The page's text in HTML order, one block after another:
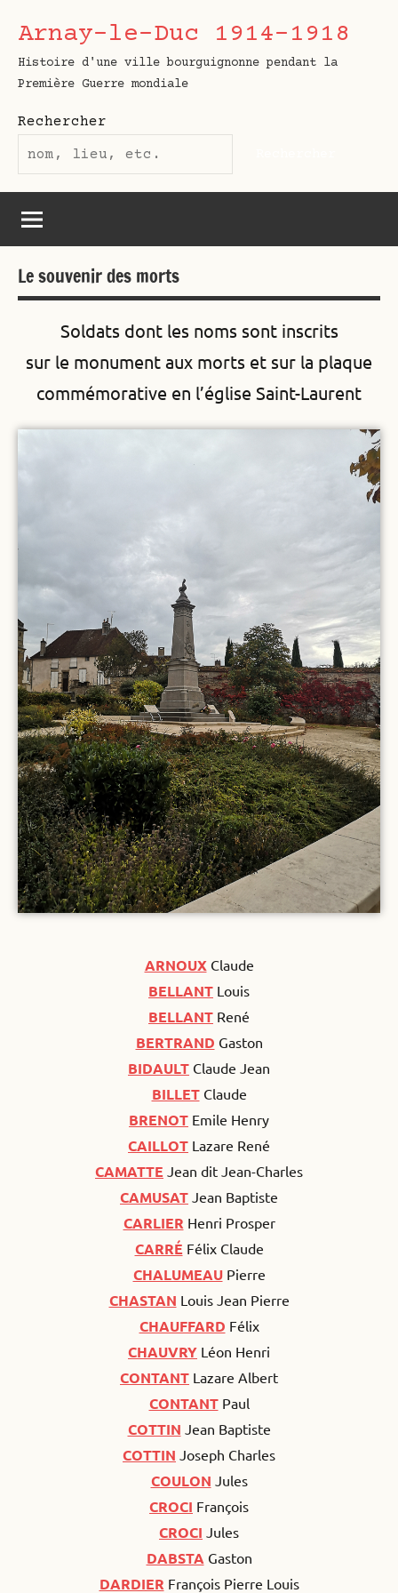
contenu
Arnay-le-Duc 1914-1918
Histoire d'une ville bourguignonne pendant la
Première Guerre mondiale
Rechercher
Le souvenir des morts
Soldats dont les noms sont inscrits
sur le monument aux morts et sur la plaque
commémorative en l’église Saint-Laurent
ARNOUX Claude
BELLANT Louis
BELLANT René
BERTRAND Gaston
BIDAULT Claude Jean
BILLET Claude
BRENOT Emile Henry
CAILLOT Lazare René
CAMATTE Jean dit Jean-Charles
CAMUSAT Jean Baptiste
CARLIER Henri Prosper
CARRÉ Félix Claude
CHALUMEAUPierre
CHASTAN Louis Jean Pierre
CHAUFFARD Félix
CHAUVRY Léon Henri
CONTANT Lazare Albert
CONTANT Paul
COTTIN Jean Baptiste
COTTIN Joseph Charles
COULON Jules
CROCI François
CROCI Jules
DABSTA Gaston
DARDIER François Pierre Louis